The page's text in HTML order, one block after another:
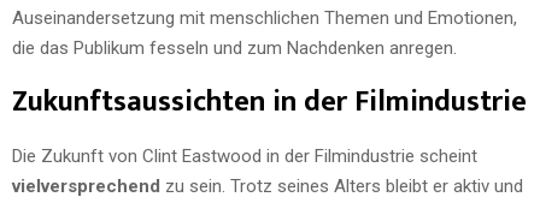
Auseinandersetzung mit menschlichen Themen und Emotionen,
die das Publikum fesseln und zum Nachdenken anregen.
Zukunftsaussichten in der Filmindustrie
Die Zukunft von Clint Eastwood in der Filmindustrie scheint
vielversprechend zu sein. Trotz seines Alters bleibt er aktiv und